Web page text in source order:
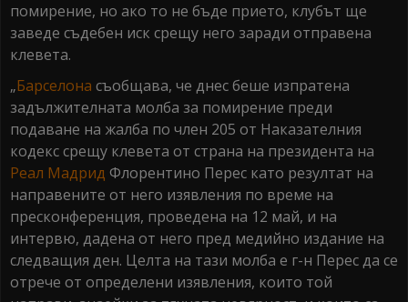
помирение, но ако то не бъде прието, клубът ще
заведе съдебен иск срещу него заради отправена
клевета.
„Барселона съобщава, че днес беше изпратена
задължителната молба за помирение преди
подаване на жалба по член 205 от Наказателния
кодекс срещу клевета от страна на президента на
Реал Мадрид Флорентино Перес като резултат на
направените от него изявления по време на
пресконференция, проведена на 12 май, и на
интервю, дадена от него пред медийно издание на
следващия ден. Целта на тази молба е г-н Перес да се
отрече от определени изявления, които той